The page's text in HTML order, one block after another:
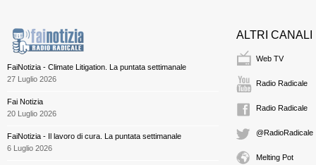
FaiNotizia - Climate Litigation. La puntata settimanale
27 Luglio 2026
Fai Notizia
20 Luglio 2026
FaiNotizia - Il lavoro di cura. La puntata settimanale
6 Luglio 2026
ALTRI CANALI
Web TV
Radio Radicale
Radio Radicale
@RadioRadicale
Melting Pot